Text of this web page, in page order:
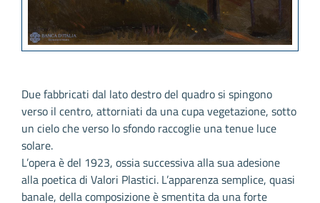
Due fabbricati dal lato destro del quadro si spingono
verso il centro, attorniati da una cupa vegetazione, sotto
un cielo che verso lo sfondo raccoglie una tenue luce
solare.
L’opera è del 1923, ossia successiva alla sua adesione
alla poetica di Valori Plastici. L’apparenza semplice, quasi
banale, della composizione è smentita da una forte